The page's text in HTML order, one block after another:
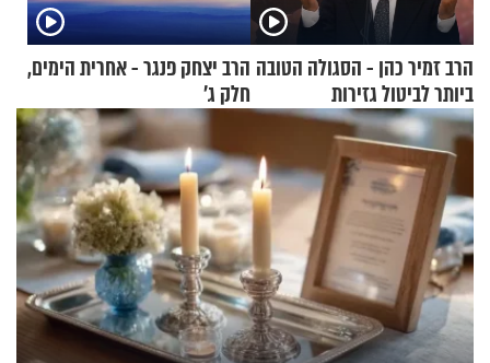
הרב זמיר כהן - הסגולה הטובה
ביותר לביטול גזירות
הרב יצחק פנגר - אחרית הימים,
חלק ג’